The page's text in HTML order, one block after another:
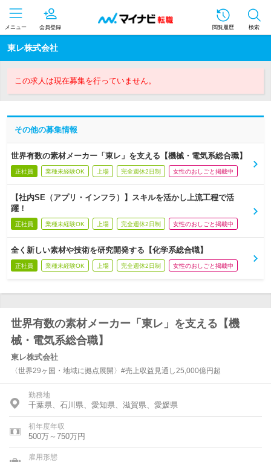
メニュー 会員登録 閲覧履歴 検索
東レ株式会社
この求人は現在募集を行っていません。
その他の募集情報
世界有数の素材メーカー「東レ」を支える【機械・電気系総合職】
正社員 業種未経験OK 上場 完全週休2日制 女性のおしごと掲載中
【社内SE（アプリ・インフラ）】スキルを活かし上流工程で活
躍！
正社員 業種未経験OK 上場 完全週休2日制 女性のおしごと掲載中
全く新しい素材や技術を研究開発する【化学系総合職】
正社員 業種未経験OK 上場 完全週休2日制 女性のおしごと掲載中
世界有数の素材メーカー「東レ」を支える【機
械・電気系総合職】
東レ株式会社
〈世界29ヶ国・地域に拠点展開〉#売上収益見通し25,000億円超
勤務地
千葉県、石川県、愛知県、滋賀県、愛媛県
初年度年収
500万～750万円
雇用形態